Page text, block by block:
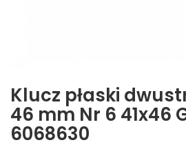
Klucz płaski
46 mm Nr 6 41x46
6068630